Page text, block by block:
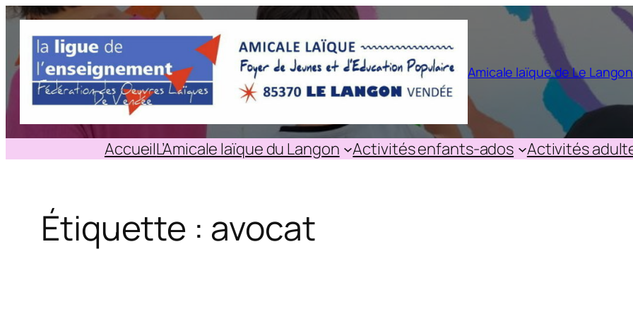
Aller
contenu
Amicale laïque de Le Langon
AccueilL’Amicale laïque du Langon Activités enfants-ados Activités
Étiquette : avocat